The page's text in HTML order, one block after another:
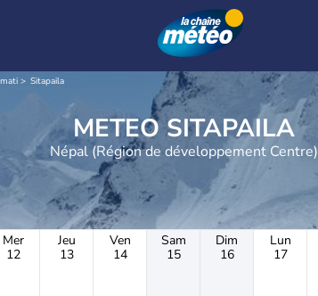
Sitapaila
METEO SITAPAILA
Népal (Région de développement Centre)
Mer
12
Jeu
13
Ven
14
Sam
15
Dim
16
Lun
17